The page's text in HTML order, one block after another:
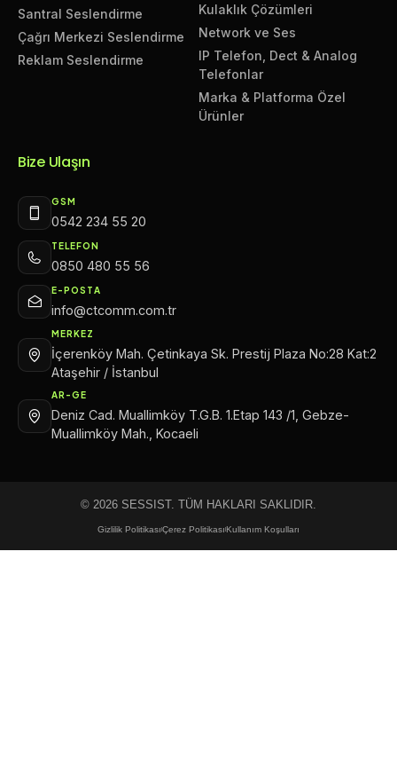
Santral Seslendirme
Çağrı Merkezi Seslendirme
Reklam Seslendirme
Kulaklık Çözümleri
Network ve Ses
IP Telefon, Dect & Analog
Telefonlar
Marka & Platforma Özel
Ürünler
Bize Ulaşın
GSM
0542 234 55 20
TELEFON
0850 480 55 56
E-POSTA
info@ctcomm.com.tr
MERKEZ
İçerenköy Mah. Çetinkaya Sk. Prestij Plaza No:28 Kat:2
Ataşehir / İstanbul
AR-GE
Deniz Cad. Muallimköy T.G.B. 1.Etap 143 /1, Gebze-
Muallimköy Mah., Kocaeli
© 2026 SESSIST. TÜM HAKLARI SAKLIDIR.
Gizlilik PolitikasıÇerez PolitikasıKullanım Koşulları